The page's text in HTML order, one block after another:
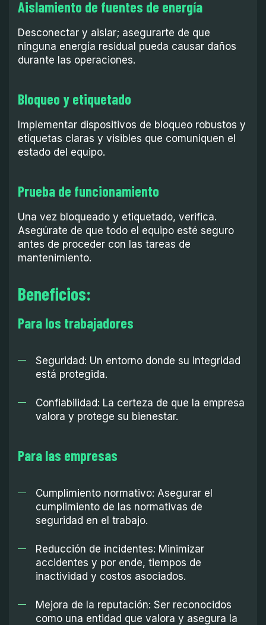
Aislamiento de fuentes de energía
Desconectar y aislar; asegurarte de que
ninguna energía residual pueda causar daños
durante las operaciones.
Bloqueo y etiquetado
Implementar dispositivos de bloqueo robustos y
etiquetas claras y visibles que comuniquen el
estado del equipo.
Prueba de funcionamiento
Una vez bloqueado y etiquetado, verifica.
Asegúrate de que todo el equipo esté seguro
antes de proceder con las tareas de
mantenimiento.
Beneficios:
Para los trabajadores
Seguridad: Un entorno donde su integridad
está protegida.
Confiabilidad: La certeza de que la empresa
valora y protege su bienestar.
Para las empresas
Cumplimiento normativo: Asegurar el
cumplimiento de las normativas de
seguridad en el trabajo.
Reducción de incidentes: Minimizar
accidentes y por ende, tiempos de
inactividad y costos asociados.
Mejora de la reputación: Ser reconocidos
como una entidad que valora y asegura la